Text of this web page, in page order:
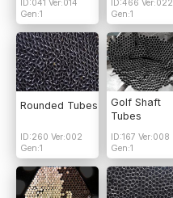
ID:041 Ver:014
Gen:1
ID:466 Ver:022
Gen:1
Rounded Tubes
ID:260 Ver:002
Gen:1
Golf Shaft
Tubes
ID:167 Ver:008
Gen:1